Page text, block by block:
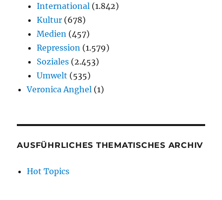
International (1.842)
Kultur (678)
Medien (457)
Repression (1.579)
Soziales (2.453)
Umwelt (535)
Veronica Anghel (1)
AUSFÜHRLICHES THEMATISCHES ARCHIV
Hot Topics